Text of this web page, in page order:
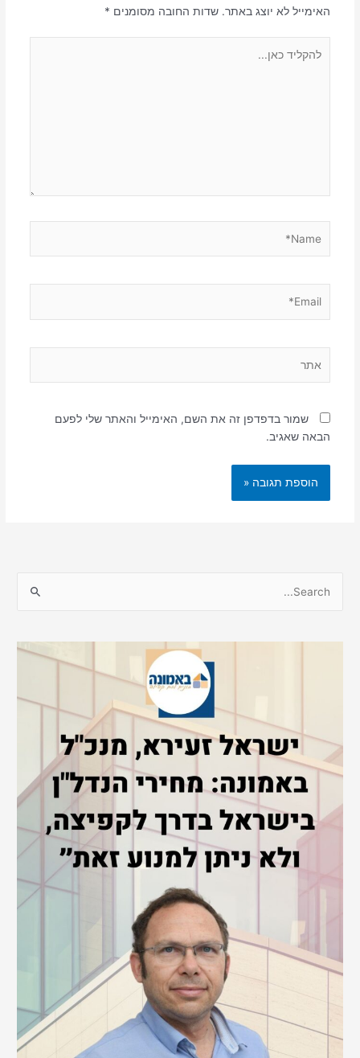
האימייל לא יוצג באתר. שדות החובה מסומנים *
כאן...
שמור בדפדפן זה את השם, האימייל והאתר שלי לפעם
הבאה שאגיב.
o
r